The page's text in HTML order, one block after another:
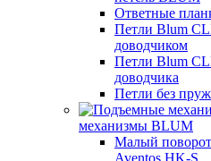
Ответные
Петли Blum
доводчиком
Петли Blum
доводчика
Петли без
механизмы BLUM
Малый
Aventos HK-S